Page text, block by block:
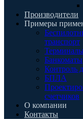
Производители
Примеры
транспорт
Банкоматы
Контроль
БПЛА
счетчиков
О компании
Контакты